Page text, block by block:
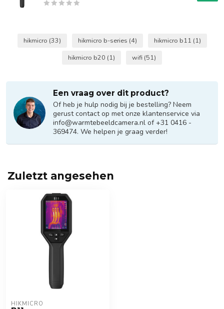
hikmicro (33) hikmicro b-series (4) hikmicro b11 (1)
hikmicro b20 (1) wifi (51)
Een vraag over dit product?
Of heb je hulp nodig bij je bestelling? Neem
gerust contact op met onze klantenservice via
info@warmtebeeldcamera.nl of +31 0416 -
369474. We helpen je graag verder!
Zuletzt angesehen
HIKMICRO